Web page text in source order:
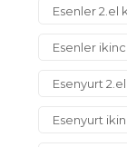
Esenler 2.el
Esenler
Esenyurt
Esenyurt